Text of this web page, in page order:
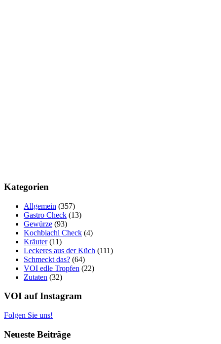
Kategorien
Allgemein (357)
Gastro Check (13)
Gewürze (93)
Kochbiachl Check (4)
Kräuter(11)
Leckeres aus der Küch (111)
Schmeckt das? (64)
VOI edle Tropfen (22)
Zutaten (32)
VOI auf Instagram
Folgen Sie uns!
Neueste Beiträge